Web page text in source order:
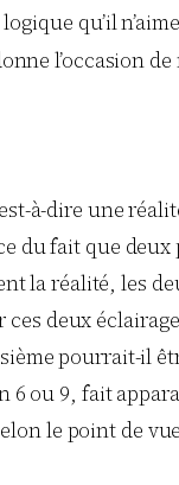
qu’il
l’occasion
à-dire une
du fait que
la réalité, les
deux
pourrait-il
6 ou 9, fait
le point de